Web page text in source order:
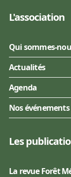
L'association
Qui sommes-
Actualités
Agenda
Nos événements
Les
La revue Forêt